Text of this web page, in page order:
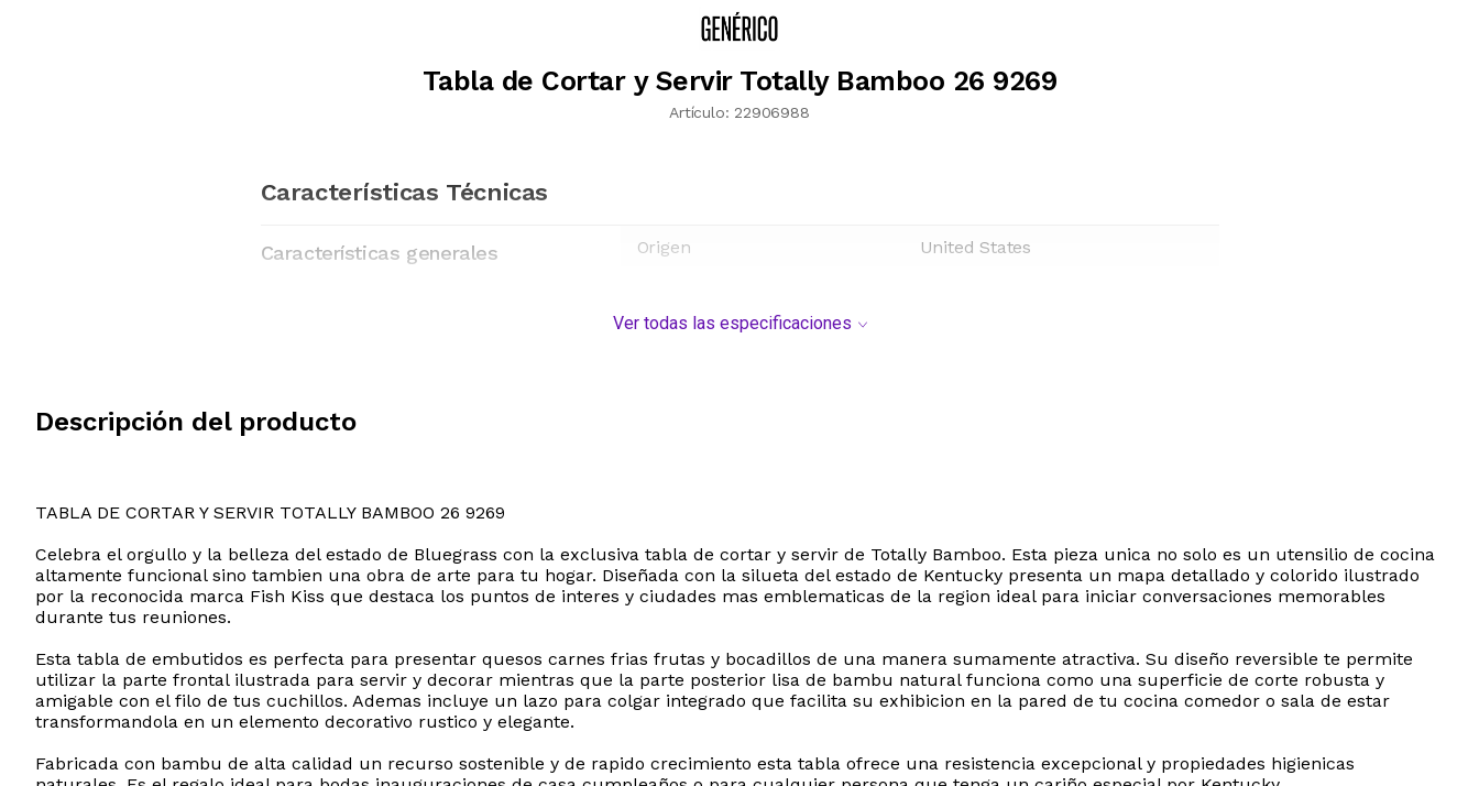
Tabla de Cortar y Servir Totally Bamboo 26 9269
Artículo: 22906988
Características Técnicas
Características generales Origen United States
Ver todas las especificaciones
Descripción del producto
TABLA DE CORTAR Y SERVIR TOTALLY BAMBOO 26 9269
Celebra el orgullo y la belleza del estado de Bluegrass con la exclusiva tabla de cortar y servir de Totally Bamboo. Esta pieza unica no solo es un utensilio de cocina
altamente funcional sino tambien una obra de arte para tu hogar. Diseñada con la silueta del estado de Kentucky presenta un mapa detallado y colorido ilustrado
por la reconocida marca Fish Kiss que destaca los puntos de interes y ciudades mas emblematicas de la region ideal para iniciar conversaciones memorables
durante tus reuniones.
Esta tabla de embutidos es perfecta para presentar quesos carnes frias frutas y bocadillos de una manera sumamente atractiva. Su diseño reversible te permite
utilizar la parte frontal ilustrada para servir y decorar mientras que la parte posterior lisa de bambu natural funciona como una superficie de corte robusta y
amigable con el filo de tus cuchillos. Ademas incluye un lazo para colgar integrado que facilita su exhibicion en la pared de tu cocina comedor o sala de estar
transformandola en un elemento decorativo rustico y elegante.
Fabricada con bambu de alta calidad un recurso sostenible y de rapido crecimiento esta tabla ofrece una resistencia excepcional y propiedades higienicas